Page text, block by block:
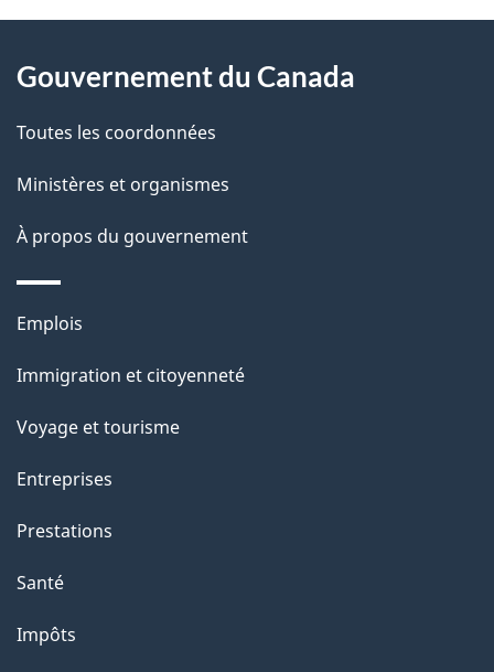
D
t
a
l
s
l
a
a
g
"
propos
ce
site
Gouvernement du Canada
Toutes les coordonnées
Ministères et organismes
À propos du gouvernement
Thèmes
sujets
Emplois
Immigration et citoyenneté
Voyage et tourisme
Entreprises
Prestations
Santé
Impôts